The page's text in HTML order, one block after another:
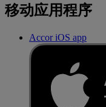
移动应用程序
Accor iOS app